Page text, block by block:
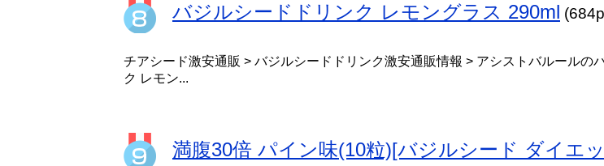
バジルシードドリンク レモングラス 290ml
チアシード激安通販 > バジルシードドリンク激安通販情報 > アシストバルール
ク レモン...
満腹30倍 パイン味(10粒)[バジルシード ダイエ